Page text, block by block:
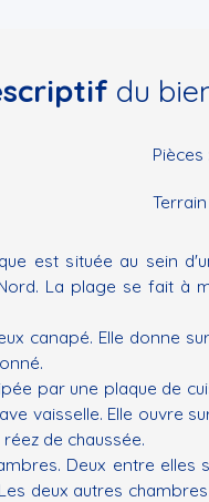
du
Pièces
Terrain
est située au sein
La plage se fait à
canapé. Elle donne
par une plaque de
vaisselle. Elle ouvre
de chaussée.
Deux entre elles
deux autres